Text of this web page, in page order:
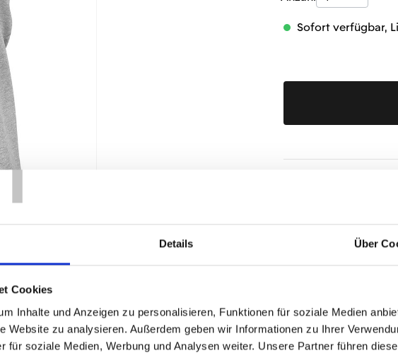
Details Über
Cookies
Inhalte und Anzeigen zu personalisieren, Funktionen für soziale Medien
Website zu analysieren. Außerdem geben wir Informationen zu Ihrer
für soziale Medien, Werbung und Analysen weiter. Unsere Partner führen
Sofort verfügbar,
ÄHNLICHE PRODUKTE